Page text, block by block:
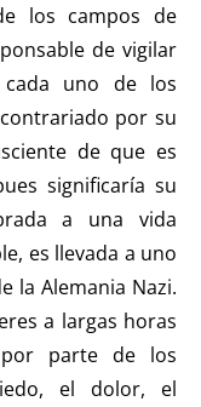
los campos de
de vigilar
uno de los
por su
de que es
significaría su
a una vida
es llevada a uno
la Alemania Nazi.
a largas horas
parte de los
el dolor, el